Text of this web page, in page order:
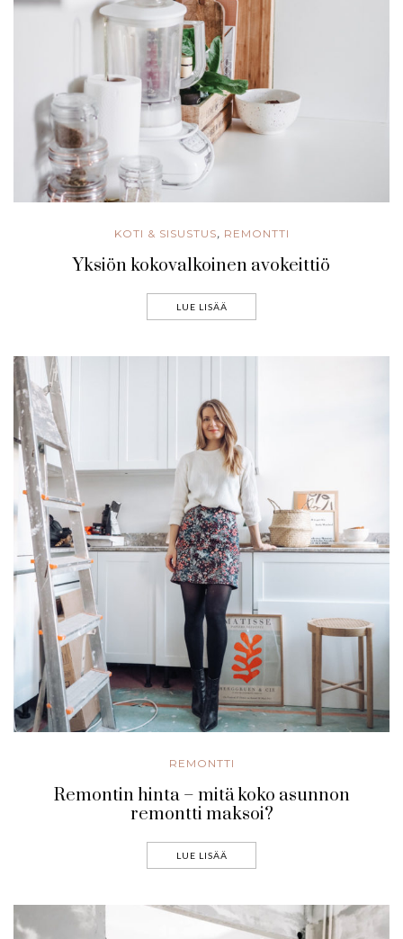
KOTI & SISUSTUS, REMONTTI
Yksiön kokovalkoinen avokeittiö
LUE LISÄÄ
REMONTTI
Remontin hinta – mitä koko asunnon
remontti maksoi?
LUE LISÄÄ